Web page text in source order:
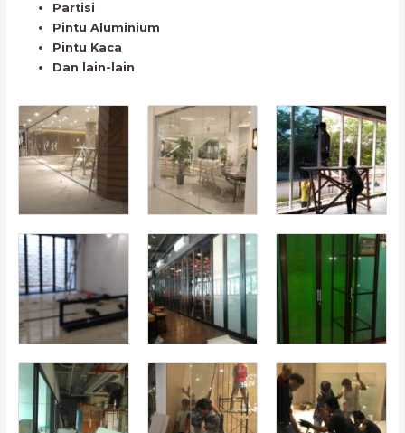
Partisi
Pintu Aluminium
Pintu Kaca
Dan lain-lain